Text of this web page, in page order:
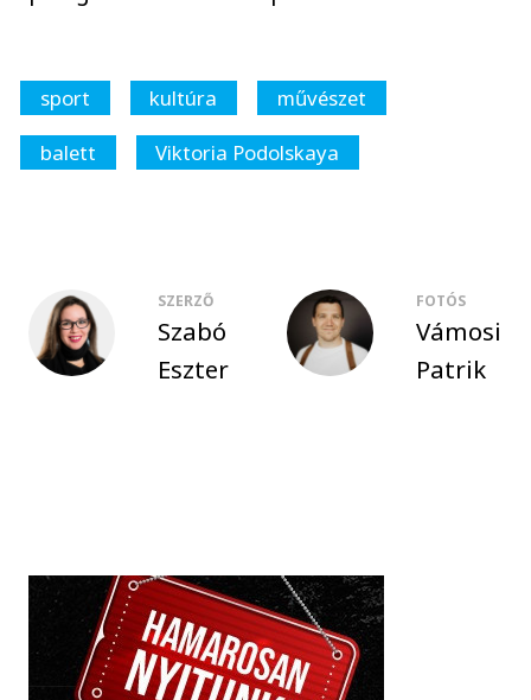
sport kultúra
művészet
balett
Viktoria Podolskaya
SZERZŐ
Szabó
Eszter
FOTÓS
Vámosi
Patrik